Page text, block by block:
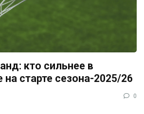
кто сильнее в
на старте сезона-2025/26
0